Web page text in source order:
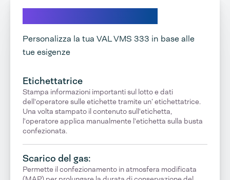
Personalizza la tua VAL VMS 333 in base alle
tue esigenze
Etichettatrice
Stampa informazioni importanti sul lotto e dati
dell'operatore sulle etichette tramite un’ etichettatrice.
Una volta stampato il contenuto sull'etichetta,
l'operatore applica manualmente l'etichetta sulla busta
confezionata.
Scarico del gas:
Permette il confezionamento in atmosfera modificata